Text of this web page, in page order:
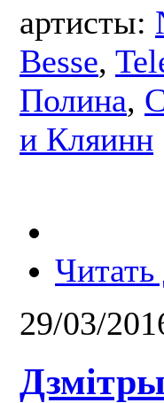
артисты:
Besse,
Полина,
и Кляинн
Читать
29/03/